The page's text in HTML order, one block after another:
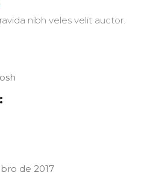
nibh veles velit auctor.
de 2017